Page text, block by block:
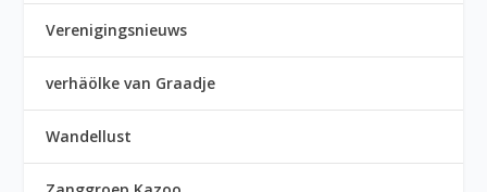
Verenigingsnieuws
verhäölke van Graadje
Wandellust